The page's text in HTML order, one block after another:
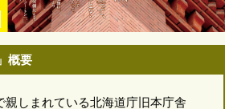
概要
親しまれている北海道庁旧本庁舎